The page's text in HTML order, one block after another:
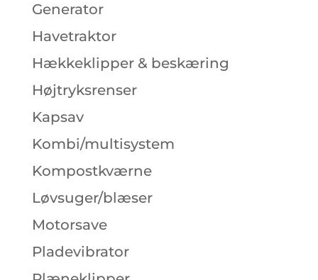
Generator
Havetraktor
Hækkeklipper & beskæring
Højtryksrenser
Kapsav
Kombi/multisystem
Kompostkværne
Løvsuger/blæser
Motorsave
Pladevibrator